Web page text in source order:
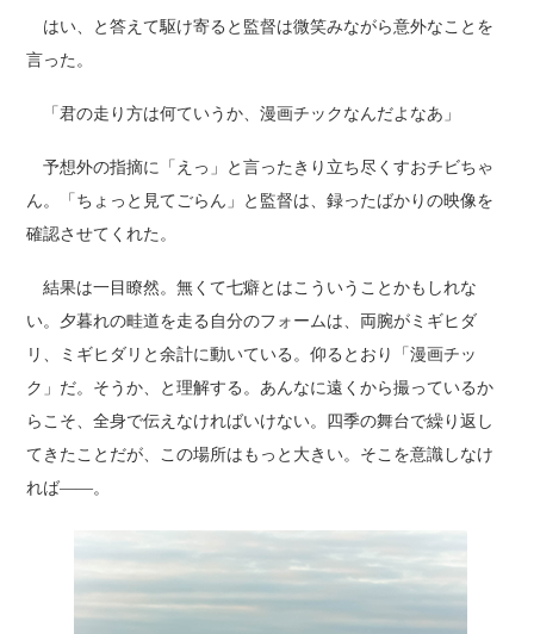
はい、と答えて駆け寄ると監督は微笑みながら意外なことを
言った。
「君の走り方は何ていうか、漫画チックなんだよなあ」
予想外の指摘に「えっ」と言ったきり立ち尽くすおチビちゃ
ん。「ちょっと見てごらん」と監督は、録ったばかりの映像を
確認させてくれた。
結果は一目瞭然。無くて七癖とはこういうことかもしれな
い。夕暮れの畦道を走る自分のフォームは、両腕がミギヒダ
リ、ミギヒダリと余計に動いている。仰るとおり「漫画チッ
ク」だ。そうか、と理解する。あんなに遠くから撮っているか
らこそ、全身で伝えなければいけない。四季の舞台で繰り返し
てきたことだが、この場所はもっと大きい。そこを意識しなけ
れば――。